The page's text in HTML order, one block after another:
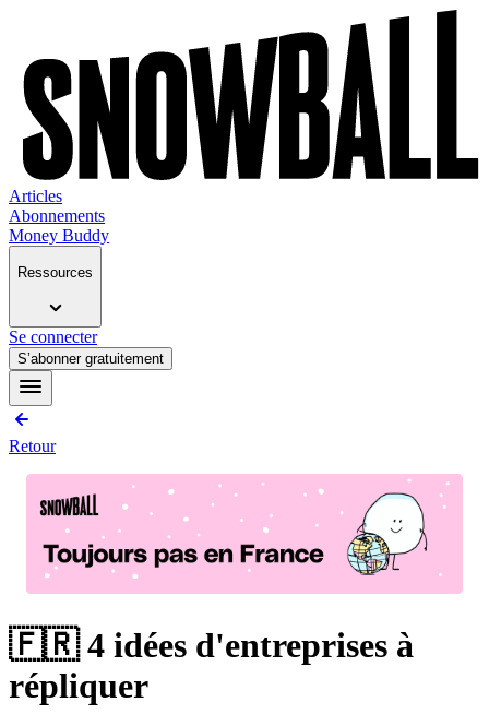
Articles
Abonnements
Money Buddy
Ressources
Se connecter
S’abonner gratuitement
Retour
🇫🇷 4 idées d'entreprises à
répliquer